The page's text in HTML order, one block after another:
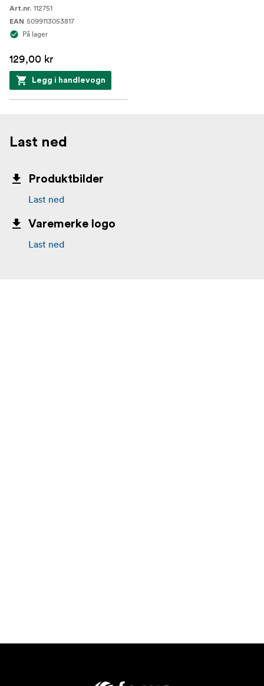
Art.nr. 112751
EAN 5099113053817
På lager
129,00 kr
Legg i handlevogn
Last ned
Produktbilder
Last ned
Varemerke logo
Last ned